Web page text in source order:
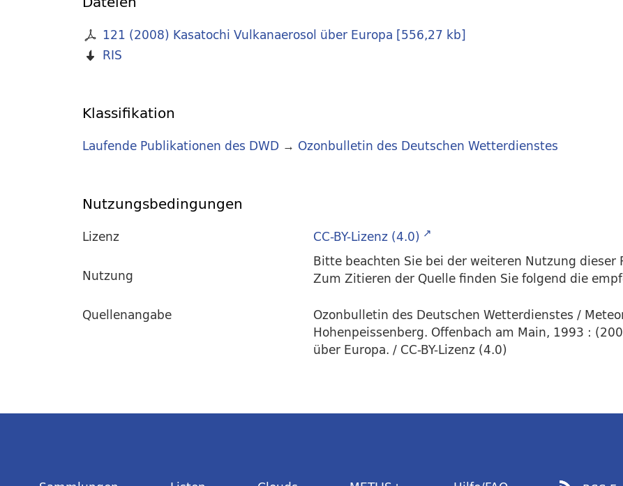
121 (2008) Kasatochi Vulkanaerosol über Europa [556,27 kb]
RIS
Klassifikation
Laufende Publikationen des DWD → Ozonbulletin des Deutschen Wetterdienstes
Nutzungsbedingungen
Lizenz
CC-BY-Lizenz (4.0)
Nutzung
Bitte beachten Sie bei der weiteren Nutzung
Zum Zitieren der Quelle finden Sie folgend die
Quellenangabe
Ozonbulletin des Deutschen Wetterdienstes /
Hohenpeissenberg. Offenbach am Main, 1993 :
über Europa. / CC-BY-Lizenz (4.0)